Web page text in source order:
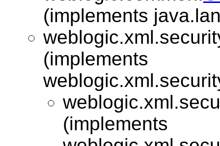
(implements
(implements
(implements